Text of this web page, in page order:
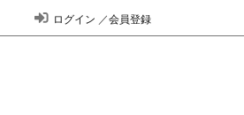
ログイン ／会員登録